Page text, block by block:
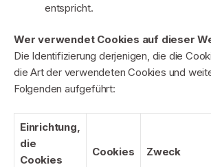
entspricht.
Wer verwendet Cookies auf dieser
Die Identifizierung derjenigen, die die
die Art der verwendeten Cookies und
Folgenden aufgeführt:
Einrichtung,
die
Cookies
Cookies Zweck